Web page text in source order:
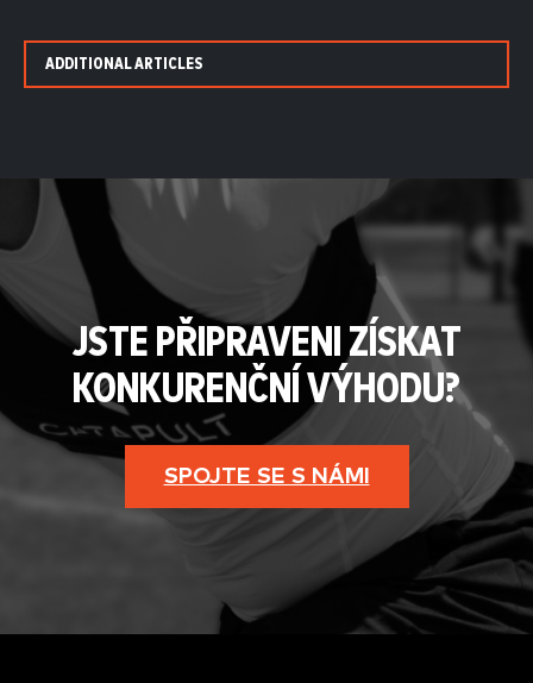
ADDITIONAL ARTICLES
JSTE PŘIPRAVENI ZÍSKAT
KONKURENČNÍ VÝHODU?
SPOJTE SE S NÁMI